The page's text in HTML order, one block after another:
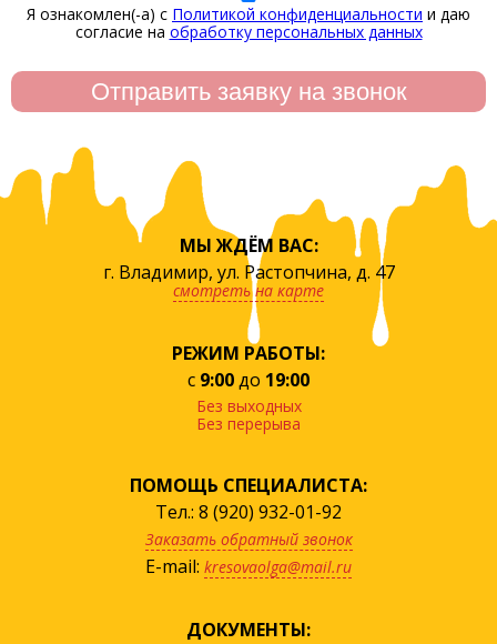
Я ознакомлен(-а) с Политикой конфиденциальности и даю
согласие на обработку персональных данных
МЫ ЖДЁМ ВАС:
г. Владимир, ул. Растопчина, д. 47
смотреть на карте
РЕЖИМ РАБОТЫ:
с 9:00до 19:00
Без выходных
Без перерыва
ПОМОЩЬ СПЕЦИАЛИСТА:
Тел.: 8 (920) 932-01-92
Заказать обратный звонок
E-mail: kresovaolga@mail.ru
ДОКУМЕНТЫ: